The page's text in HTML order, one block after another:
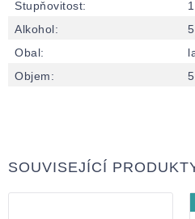
Stupňovitost:
Alkohol:
Obal:
Objem:
SOUVISEJÍCÍ